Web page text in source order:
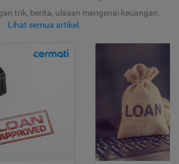
trik, berita, ulasan mengenai keuangan.
Lihat semua artikel .